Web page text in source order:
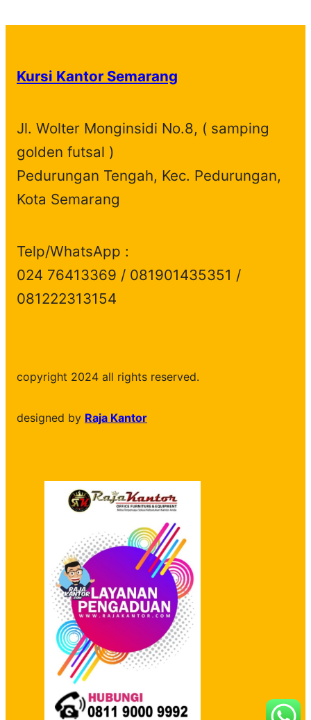
Kursi Kantor Semarang
Jl. Wolter Monginsidi No.8, ( samping
golden futsal )
Pedurungan Tengah, Kec. Pedurungan,
Kota Semarang
Telp/WhatsApp :
024 76413369 / 081901435351 /
081222313154
copyright 2024 all rights reserved.
designed by Raja Kantor